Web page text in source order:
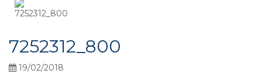
7252312_800
19/02/2018